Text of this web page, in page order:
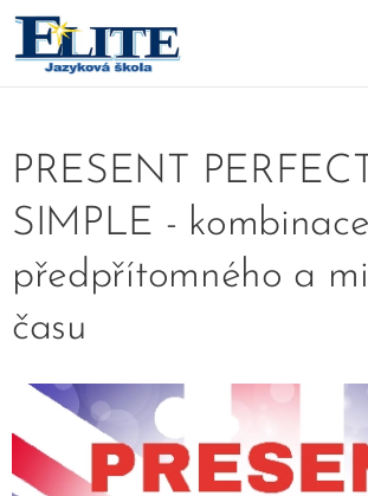
PRESENT
SIMPLE - kombinace
předpřítomného a
času